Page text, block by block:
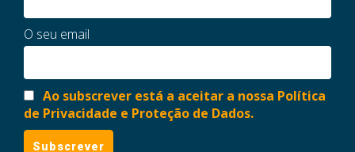
O seu email
Ao subscrever está a aceitar a nossa Política
de Privacidade e Proteção de Dados.